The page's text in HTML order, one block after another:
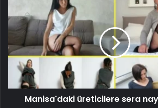
Manisa'daki üreticilere sera